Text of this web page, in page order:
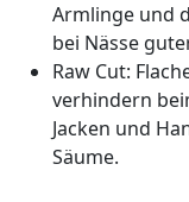
Armlinge und
bei Nässe
Raw Cut:
verhindern
Jacken und
Säume.